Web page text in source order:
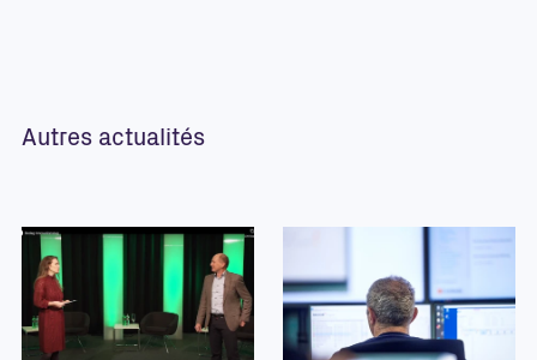
Autres actualités